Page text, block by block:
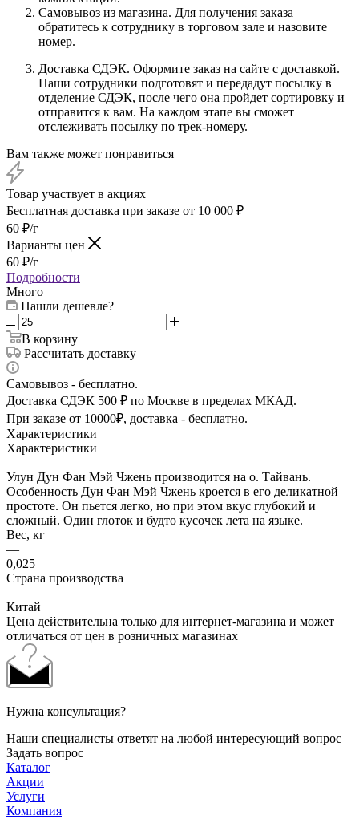
Самовывоз из магазина. Для получения заказа
обратитесь к сотруднику в торговом зале и назовите
номер.
Доставка СДЭК. Оформите заказ на сайте с доставкой.
Наши сотрудники подготовят и передадут посылку в
отделение СДЭК, после чего она пройдет сортировку и
отправится к вам. На каждом этапе вы сможет
отслеживать посылку по трек-номеру.
Вам также может понравиться
Товар участвует в акциях
Бесплатная доставка при заказе от 10 000 ₽
60 ₽/г
Варианты цен
60 ₽/г
Подробности
Много
Нашли дешевле?
В корзину
Рассчитать доставку
Самовывоз - бесплатно.
Доставка СДЭК 500 ₽ по Москве в пределах МКАД.
При заказе от 10000₽, доставка - бесплатно.
Характеристики
Характеристики
—
Улун Дун Фан Мэй Чжень производится на о. Тайвань.
Особенность Дун Фан Мэй Чжень кроется в его деликатной
простоте. Он пьется легко, но при этом вкус глубокий и
сложный. Один глоток и будто кусочек лета на языке.
Вес, кг
—
0,025
Страна производства
—
Китай
Цена действительна только для интернет-магазина и может
отличаться от цен в розничных магазинах
Нужна консультация?
Наши специалисты ответят на любой интересующий вопрос
Задать вопрос
Каталог
Акции
Услуги
Компания